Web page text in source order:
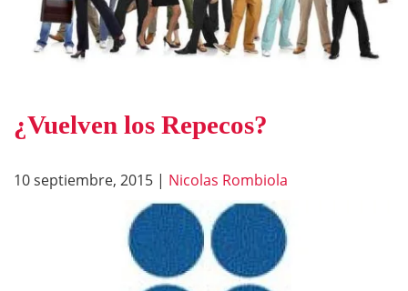
¿Vuelven los Repecos?
10 septiembre, 2015 | Nicolas Rombiola